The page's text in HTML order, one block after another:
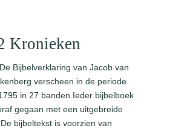
Kronieken
Bijbelverklaring van Jacob van
verscheen in de periode
in 27 banden.Ieder bijbelboek
gegaan met een uitgebreide
bijbeltekst is voorzien van